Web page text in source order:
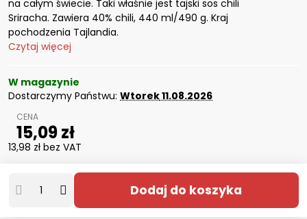
na całym świecie. Taki właśnie jest tajski sos chili
Sriracha. Zawiera 40% chili, 440 ml/490 g. Kraj
pochodzenia Tajlandia.
Czytaj więcej
W magazynie
Dostarczymy Państwu: Wtorek11.08.2026
15,09 zł
13,98 zł bez VAT
Dodaj do koszyka